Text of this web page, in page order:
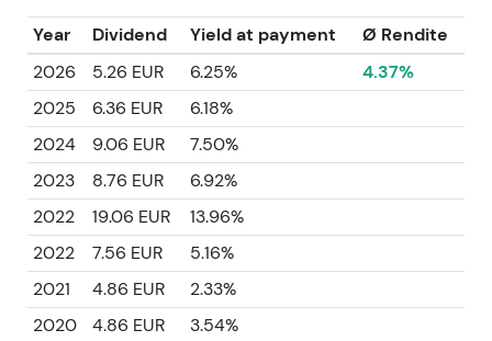
Year Dividend Yield at payment
Ø Rendite
2026
5.26 EUR 6.25%
4.37%
2025
6.36 EUR
6.18%
2024
9.06 EUR
7.50%
2023
8.76 EUR
6.92%
2022
19.06 EUR
13.96%
2022
7.56 EUR
5.16%
2021
4.86 EUR
2.33%
2020
4.86 EUR
3.54%